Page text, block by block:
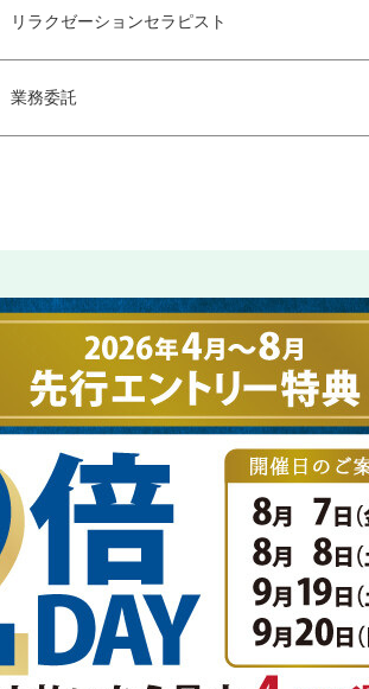
リラクゼーションセラピスト
業務委託